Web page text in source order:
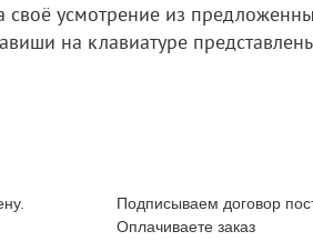
своё усмотрение из
на клавиатуре
Подписываем договор
Оплачиваете заказ